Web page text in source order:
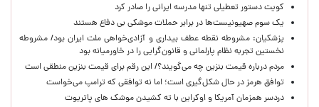
کویت دستور تعطیلی تنها مدرسه ایرانی را صادر کرد
یک‌ سوم صهیونیست‌ها در برابر حملات موشکی بی دفاع هستند
پزشکیان: مشروطه نقطه عطف بیداری و آزادی‌خواهی ملت ایران بود/ مشروطه
نخستین تجربه نظام پارلمانی و قانون‌گرایی را در خاورمیانه بود
مردم درباره قیمت بنزین چه می‌گویند؟/ این رقم برای قیمت بنزین منطقی است
توافق هرمز در حال شکل‌گیری است؛ اما نه توافقی که ترامپ می‌خواست
دردسر همزمان آمریکا و اوکراین با ته کشیدن موشک های پاتریوت